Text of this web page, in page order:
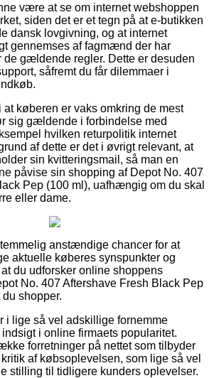
være at se om internet webshoppen
siden det er et tegn på at e-butikken
dansk lovgivning, og at internet
gennemses af fagmænd der har
de gældende regler. Dette er desuden
såfremt du får dilemmaer i
at køberen er vaks omkring de mest
sig gældende i forbindelse med
hvilken returpolitik internet
af dette er det i øvrigt relevant, at
sin kvitteringsmail, så man en
påvise sin shopping af Depot No. 407
Pep (100 ml), uafhængig om du skal
eller dame.
anstændige chancer for at
aktuelle køberes synspunkter og
du udforsker online shoppens
No. 407 Aftershave Fresh Black Pep
shopper.
i lige så vel adskillige fornemme
i online firmaets popularitet.
forretninger på nettet som tilbyder
af købsoplevelsen, som lige så vel
stilling til tidligere kunders oplevelser.